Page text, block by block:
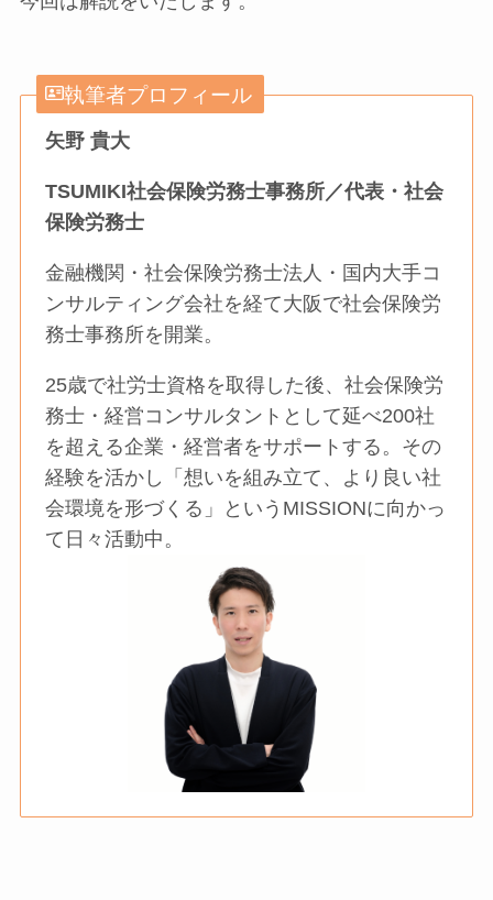
執筆者プロフィール
矢野 貴大
TSUMIKI社会保険労務士事務所／代表・社会
保険労務士
金融機関・社会保険労務士法人・国内大手コ
ンサルティング会社を経て大阪で社会保険労
務士事務所を開業。
25歳で社労士資格を取得した後、社会保険労
務士・経営コンサルタントとして延べ200社
を超える企業・経営者をサポートする。その
経験を活かし「想いを組み立て、より良い社
会環境を形づくる」というMISSIONに向かっ
て日々活動中。